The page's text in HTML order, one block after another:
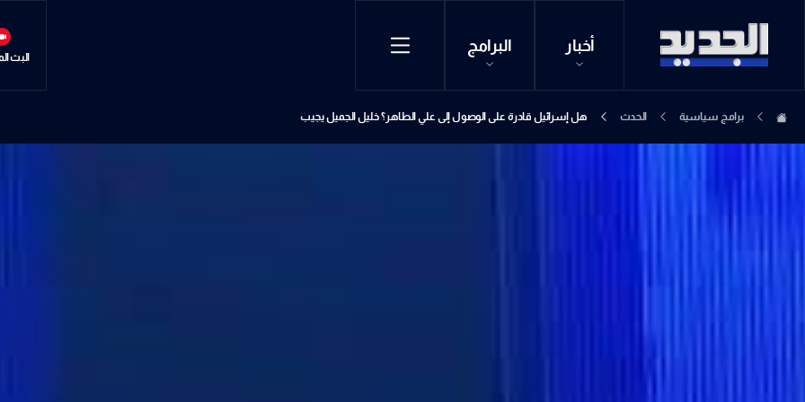
أخبار البرامج
البث
برامج سياسية الحدث هل إسرائيل قادرة على الوصول إلى علي الطاهر؟ خليل الجميل يجيب